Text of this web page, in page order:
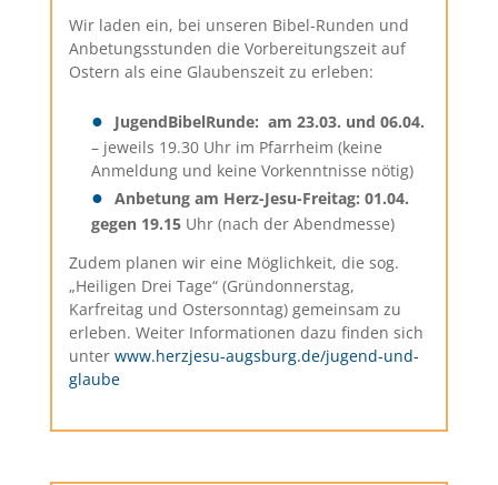
Wir laden ein, bei unseren Bibel-Runden und
Anbetungsstunden die Vorbereitungszeit auf
Ostern als eine Glaubenszeit zu erleben:
JugendBibelRunde: am 23.03. und 06.04.
– jeweils 19.30 Uhr im Pfarrheim (keine
Anmeldung und keine Vorkenntnisse nötig)
Anbetung am Herz-Jesu-Freitag: 01.04.
gegen 19.15 Uhr (nach der Abendmesse)
Zudem planen wir eine Möglichkeit, die sog.
„Heiligen Drei Tage“ (Gründonnerstag,
Karfreitag und Ostersonntag) gemeinsam zu
erleben. Weiter Informationen dazu finden sich
unter www.herzjesu-augsburg.de/jugend-und-
glaube